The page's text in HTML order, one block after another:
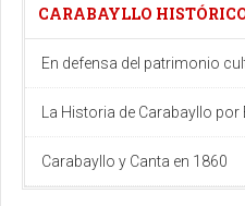
CARABAYLLO
En defensa del patrimonio
La Historia de Carabayllo por
Carabayllo y Canta en 1860